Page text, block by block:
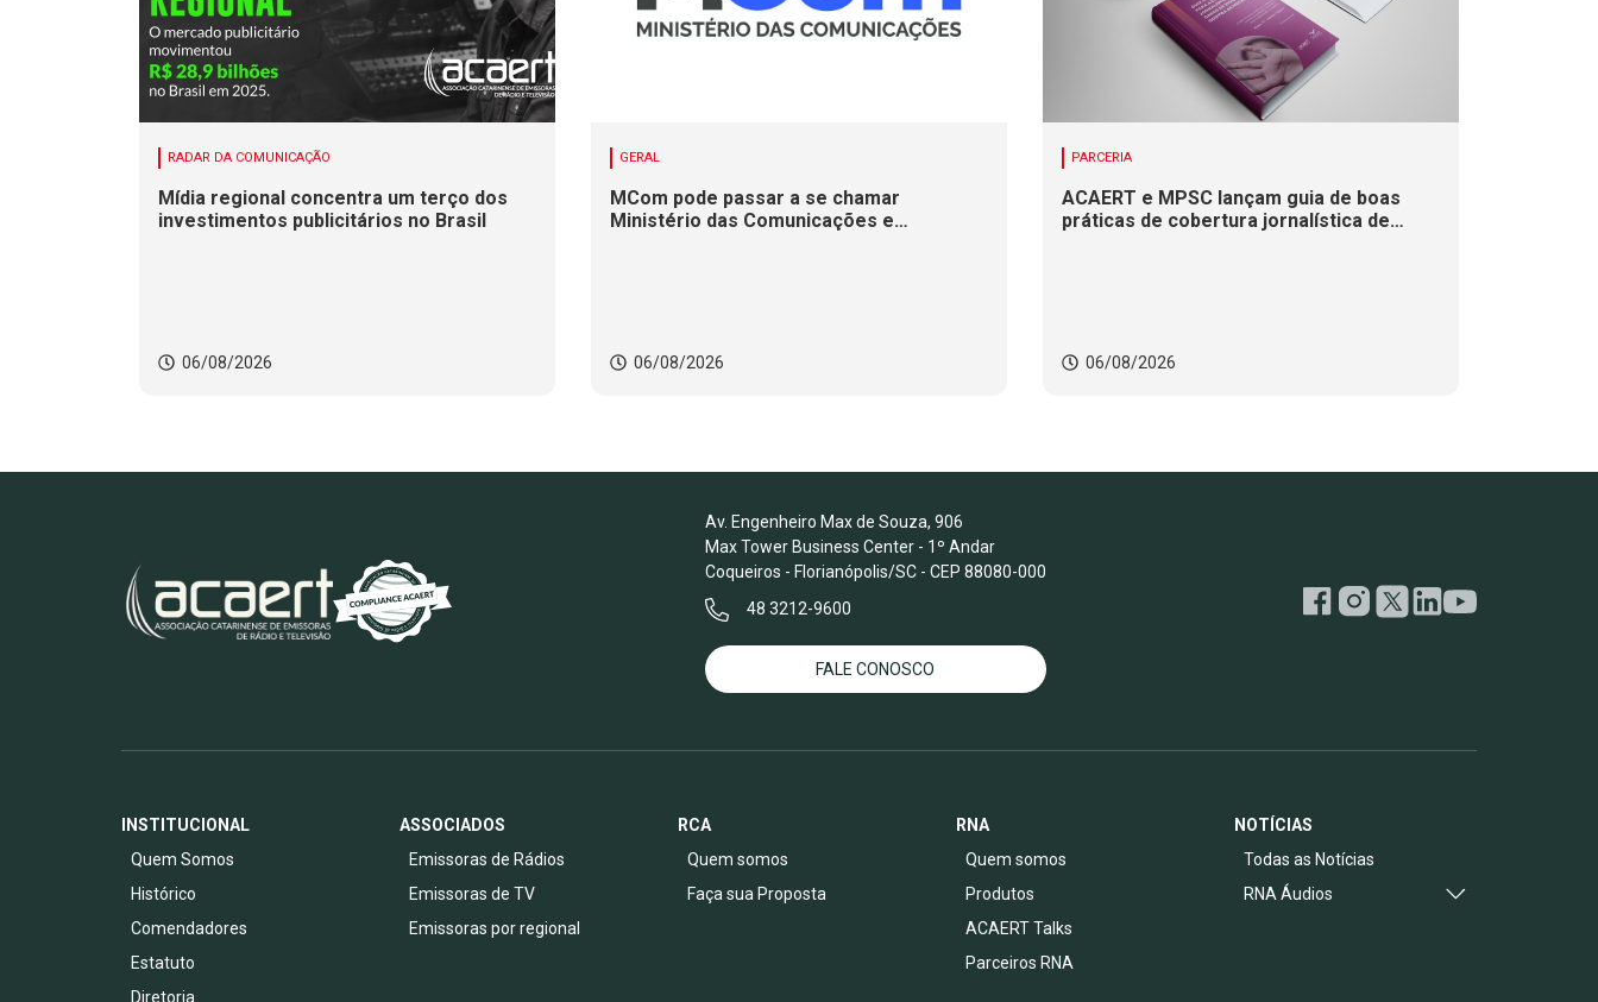
RADAR DA COMUNICAÇÃO
Mídia regional concentra um terço dos
investimentos publicitários no Brasil
06/08/2026
GERAL
MCom pode passar a se chamar
Ministério das Comunicações e
06/08/2026
PARCERIA
ACAERT e MPSC lançam guia de boas
práticas de cobertura jornalística de
06/08/2026
Av. Engenheiro Max de Souza, 906
Max Tower Business Center - 1º Andar
Coqueiros - Florianópolis/SC - CEP 88080-000
48 3212-9600
FALE CONOSCO
INSTITUCIONAL
Quem Somos
Histórico
Comendadores
Estatuto
Diretoria
ASSOCIADOS
Emissoras de Rádios
Emissoras de TV
Emissoras por regional
RCA
Quem somos
Faça sua Proposta
RNA
Quem somos
Produtos
ACAERT Talks
Parceiros RNA
NOTÍCIAS
Todas as Notícias
RNA Áudios